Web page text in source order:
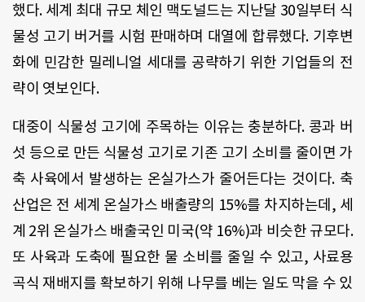
했다. 세계 최대 규모 체인 맥도널드는 지난달 30일부터 식
물성 고기 버거를 시험 판매하며 대열에 합류했다. 기후변
화에 민감한 밀레니얼 세대를 공략하기 위한 기업들의 전
략이 엿보인다.
대중이 식물성 고기에 주목하는 이유는 충분하다. 콩과 버
섯 등으로 만든 식물성 고기로 기존 고기 소비를 줄이면 가
축 사육에서 발생하는 온실가스가 줄어든다는 것이다. 축
산업은 전 세계 온실가스 배출량의 15%를 차지하는데, 세
계 2위 온실가스 배출국인 미국(약 16%)과 비슷한 규모다.
또 사육과 도축에 필요한 물 소비를 줄일 수 있고, 사료용
곡식 재배지를 확보하기 위해 나무를 베는 일도 막을 수 있